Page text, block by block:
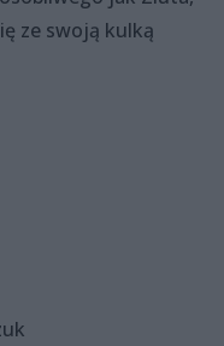
ze swoją kulką